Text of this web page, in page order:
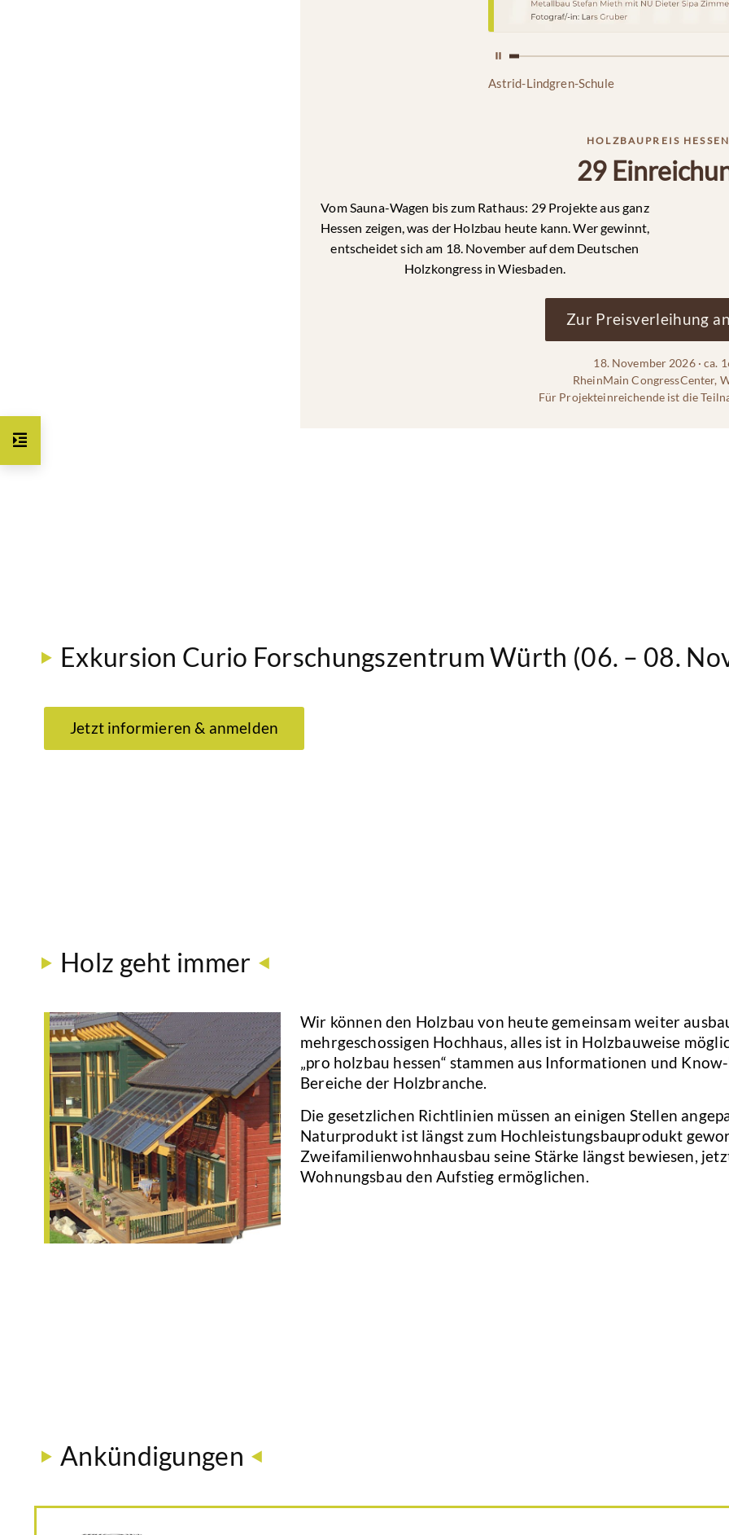
Astrid-Lindgren-Schule
HOLZBAUPREIS
29
Vom Sauna-Wagen bis zum Rathaus: 29 Projekte aus ganz
Hessen zeigen, was der Holzbau heute kann. Wer gewinnt,
entscheidet sich am 18. November auf dem Deutschen
Holzkongress in Wiesbaden.
Zur Preisverleihung
18. November 2026 · ca.
RheinMain CongressCenter,
Für Projekteinreichende ist die
Exkursion Curio Forschungszentrum Würth (06. – 08.
Jetzt informieren & anmelden
Holz geht immer
Wir können den Holzbau von heute gemeinsam weiter
mehrgeschossigen Hochhaus, alles ist in Holzbauweise
„pro holzbau hessen“ stammen aus Informationen und
Bereiche der Holzbranche.
Die gesetzlichen Richtlinien müssen an einigen Stellen
Naturprodukt ist längst zum Hochleistungsbauprodukt
Zweifamilienwohnhausbau seine Stärke längst bewiesen,
Wohnungsbau den Aufstieg ermöglichen.
Ankündigungen